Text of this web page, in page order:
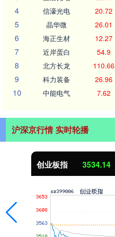
4 信濠光电 20.72
5 晶华微 26.01
6 海正生材 12.27
7 近岸蛋白 54.9
8 北方长龙 110.66
9 科力装备 26.96
10 中能电气 7.62
沪深京行情 实时轮播
创业板指 3534.14